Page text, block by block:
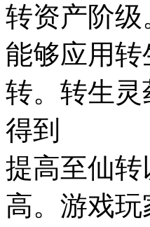
转资产阶级
能够应用
转。转生
得到
提高至仙
高。游戏